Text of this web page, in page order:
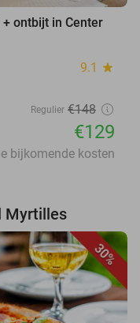
ontbijt in Center
9.1 star
Regulier €148
€129
bijkomende kosten
Myrtilles
30%